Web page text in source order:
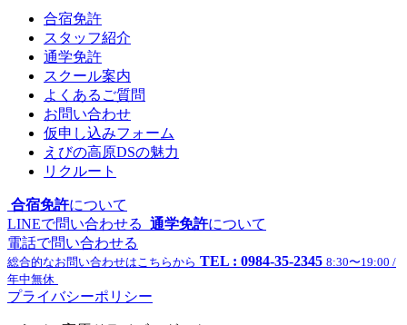
合宿免許
スタッフ紹介
通学免許
スクール案内
よくあるご質問
お問い合わせ
仮申し込みフォーム
えびの高原DSの魅力
リクルート
合宿免許について
LINEで問い合わせる 通学免許について
電話で問い合わせる
総合的なお問い合わせはこちらから TEL : 0984-35-2345 8:30〜19:00 /
年中無休
プライバシーポリシー